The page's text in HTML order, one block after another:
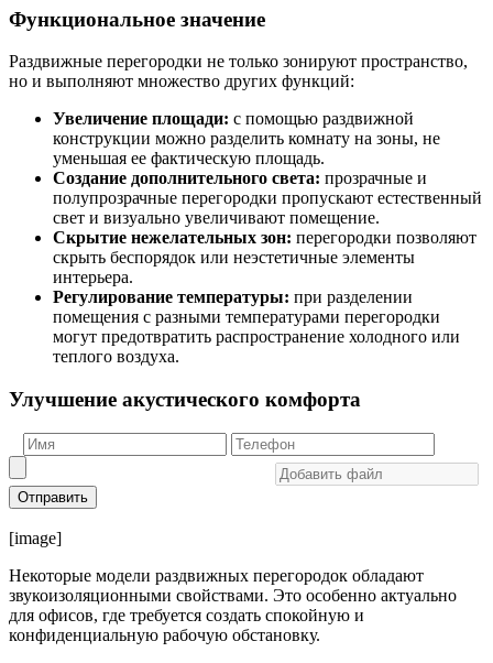
Функциональное значение
Раздвижные перегородки не только зонируют пространство,
но и выполняют множество других функций:
Увеличение площади: с помощью раздвижной
конструкции можно разделить комнату на зоны, не
уменьшая ее фактическую площадь.
Создание дополнительного света: прозрачные и
полупрозрачные перегородки пропускают естественный
свет и визуально увеличивают помещение.
Скрытие нежелательных зон: перегородки позволяют
скрыть беспорядок или неэстетичные элементы
интерьера.
Регулирование температуры: при разделении
помещения с разными температурами перегородки
могут предотвратить распространение холодного или
теплого воздуха.
Улучшение акустического комфорта
Отправить
[image]
Некоторые модели раздвижных перегородок обладают
звукоизоляционными свойствами. Это особенно актуально
для офисов, где требуется создать спокойную и
конфиденциальную рабочую обстановку.